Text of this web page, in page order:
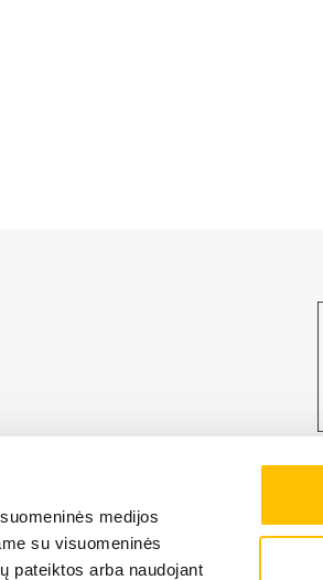
medijos
su visuomeninės
pateiktos arba naudojant
platinti LIEBHERR produkciją,